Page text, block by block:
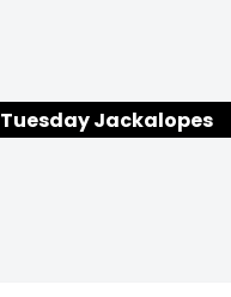
Tuesday Jackalopes